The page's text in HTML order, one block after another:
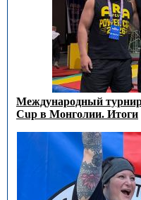
Международный
Cup в Монголии. Итоги